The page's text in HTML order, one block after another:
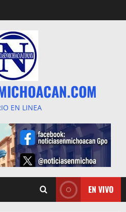
EN LINEA
EN VIVO